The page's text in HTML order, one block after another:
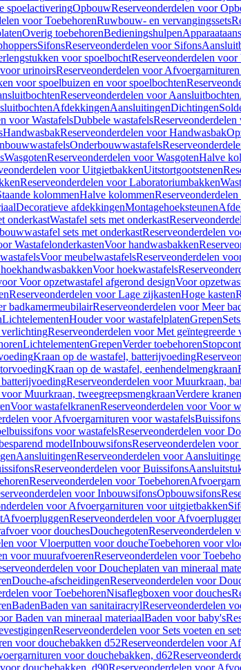
spoelactiveringOpbouwReserveonderdelen voor
voor ToebehorenRuwbouw- en vervangingssets
Overig toebehorenBedieningshulpen
SifonsReserveonderdelen voor Sifons
voor spoelbochtReserveonderdelen
urinoirsReserveonderdelen voor
voor spoelbuizen en voor spoelbochten
Reserveonderdelen voor Aansluitbochten
AfdekkingenAansluitingenDichtingen
voor WastafelsDubbele wastafels
HandwasbakReserveonderdelen voor Handwasbak
Onderbouwwastafels
WasgotenReserveonderdelen voor WasgotenHalve
voor UitgietbakkenUitstortgootstenen
Reserveonderdelen voor Laboratoriumbakken
kolommenHalve kolommen
Decoratieve afdekkingenMontagehoeksteunen
onderkastWastafel sets met onderkast
sets met onderkastReserveonderdelen
WastafelonderkastenVoor handwasbakken
Voor meubelwastafelsReserveonderdelen
Voor hoekwastafels
Voor opzetwastafel afgerond designVoor
Reserveonderdelen voor Lage zijkastenHoge kasten
badkamermeubilairReserveonderdelen voor Meer
LichtelementenHouder voor wastafelplatenGrepen
verlichtingReserveonderdelen voor Met geïntegreerde
LichtelementenGrepenVerder toebehoren
Kraan op de wastafel, batterijvoeding
Kraan op de wastafel, eenhendelmengkraan
Reserveonderdelen voor Muurkraan,
Muurkraan, tweegreepsmengkraanVerdere kranen
Voor wastafelkranenReserveonderdelen voor Voor
voor Afvoergarnituren voor wastafelsBuissifons
voor wastafelsReserveonderdelen voor
modelInbouwsifonsReserveonderdelen
AansluitingenReserveonderdelen voor
Reserveonderdelen voor Buissifons
Reserveonderdelen voor Toebehoren
voor InbouwsifonsOpbouwsifons
voor Afvoergarnituren voor uitgietbakken
AfvoerpluggenReserveonderdelen voor
voor douchesDouchegotenReserveonderdelen
voor Vloerputten voor doucheToebehoren voor
voor muurafvoerenReserveonderdelen voor
voor Doucheplaten van mineraal
Douche-afscheidingenReserveonderdelen voor
voor ToebehorenNisaflegboxen voor douches
BadenBaden van sanitairacrylReserveonderdelen
Baden van mineraal materiaalBaden voor baby's
Reserveonderdelen voor Sets voeten en
voor douchebakken d52Reserveonderdelen voor
voor douchebakken, d62
douchebakken, d90Reserveonderdelen voor